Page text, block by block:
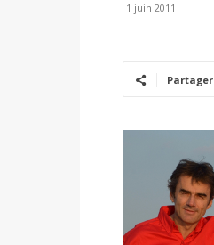
1 juin 2011
Partager